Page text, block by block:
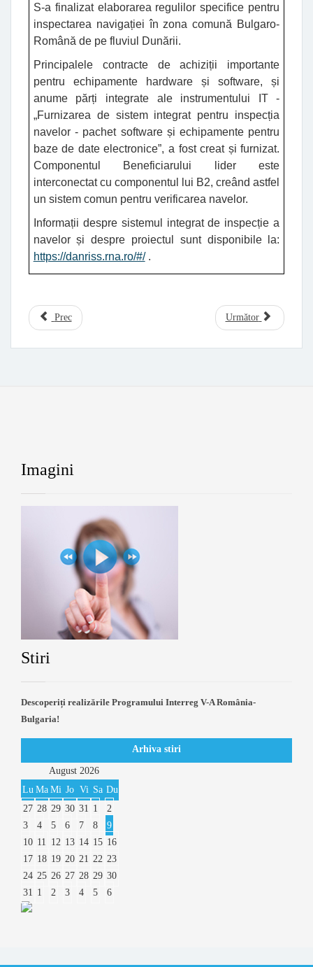
S-a finalizat elaborarea regulilor specifice pentru
inspectarea navigațieiîn zona comună Bulgaro-
Română de pe fluviul Dunării.
Principalele contracte de achiziții importante
pentru echipamente hardware și software, și
anume părți integrate ale instrumentului IT -
„Furnizarea de sistem integrat pentru inspecția
navelor - pachet software și echipamente pentru
baze de date electronice”, a fost creat și furnizat.
Componentul Beneficiarului lider este
interconectat cu componentul lui B2, creând astfel
un sistem comun pentru verificarea navelor.
Informații despre sistemul integrat de inspecție a
navelor și despre proiectul sunt disponibile la:
https://danriss.rna.ro/#/.
Prec Următor
Imagini
Stiri
Descoperiți realizările Programului Interreg V-A România-
Bulgaria!
Arhiva stiri
August 2026
Lu Ma Mi Jo Vi Sa Du
27 28 29 30 31 1
2
3
4 5 6 7 8
9
10 11 12 13 14 15 16
17 18 19 20 21 22 23
24 25 26 27 28 29 30
31
1 2 3 4 5 6